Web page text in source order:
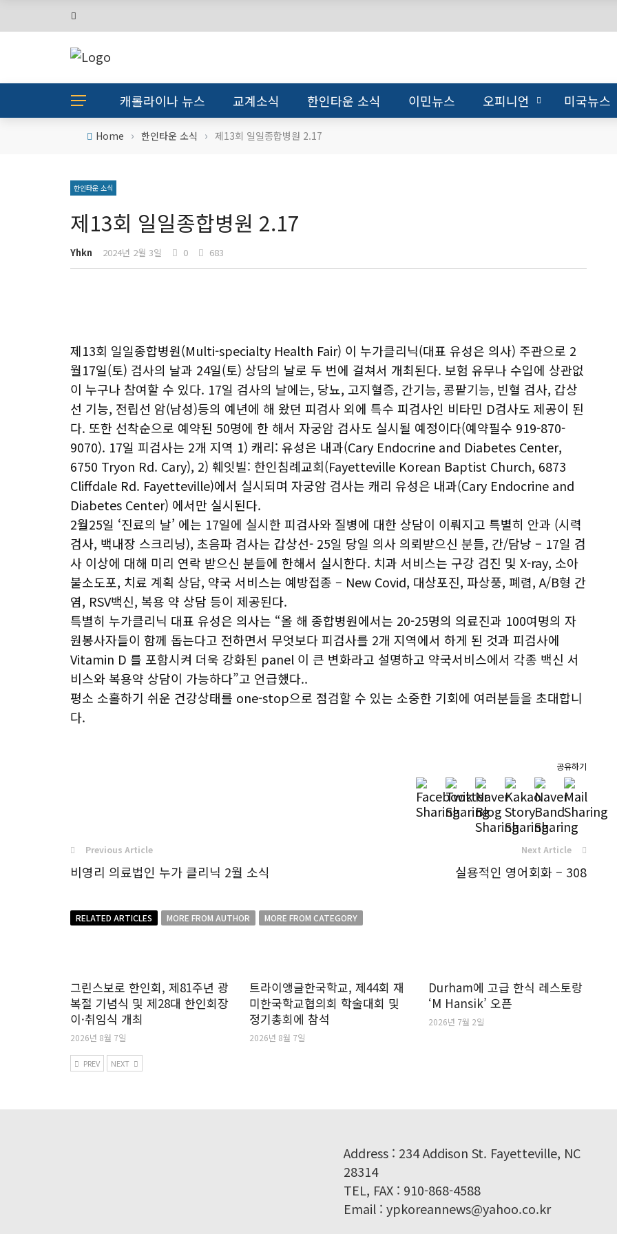
캐롤라이나 뉴스 교계소식 한인타운 소식 이민뉴스 오피니언 미국뉴스
Home › 한인타운 소식 › 제13회 일일종합병원 2.17
한인타운 소식
제13회 일일종합병원 2.17
Yhkn 2024년 2월 3일 0 683
제13회 일일종합병원(Multi-specialty Health Fair) 이 누가클리닉(대표 유성은 의사) 주관으로 2
월17일(토) 검사의 날과 24일(토) 상담의 날로 두 번에 걸쳐서 개최된다. 보험 유무나 수입에 상관없
이 누구나 참여할 수 있다. 17일 검사의 날에는, 당뇨, 고지혈증, 간기능, 콩팥기능, 빈혈 검사, 갑상
선 기능, 전립선 암(남성)등의 예년에 해 왔던 피검사 외에 특수 피검사인 비타민 D검사도 제공이 된
다. 또한 선착순으로 예약된 50명에 한 해서 자궁암 검사도 실시될 예정이다(예약필수 919-870-
9070). 17일 피검사는 2개 지역 1) 캐리: 유성은 내과(Cary Endocrine and Diabetes Center,
6750 Tryon Rd. Cary), 2) 훼잇빌: 한인침례교회(Fayetteville Korean Baptist Church, 6873
Cliffdale Rd. Fayetteville)에서 실시되며 자궁암 검사는 캐리 유성은 내과(Cary Endocrine and
Diabetes Center) 에서만 실시된다.
2월25일 ‘진료의 날’ 에는 17일에 실시한 피검사와 질병에 대한 상담이 이뤄지고 특별히 안과 (시력
검사, 백내장 스크리닝), 초음파 검사는 갑상선- 25일 당일 의사 의뢰받으신 분들, 간/담낭 – 17일 검
사 이상에 대해 미리 연락 받으신 분들에 한해서 실시한다. 치과 서비스는 구강 검진 및 X-ray, 소아
불소도포, 치료 계획 상담, 약국 서비스는 예방접종 – New Covid, 대상포진, 파상풍, 폐렴, A/B형 간
염, RSV백신, 복용 약 상담 등이 제공된다.
특별히 누가클리닉 대표 유성은 의사는 “올 해 종합병원에서는 20-25명의 의료진과 100여명의 자
원봉사자들이 함께 돕는다고 전하면서 무엇보다 피검사를 2개 지역에서 하게 된 것과 피검사에
Vitamin D 를 포함시켜 더욱 강화된 panel 이 큰 변화라고 설명하고 약국서비스에서 각종 백신 서
비스와 복용약 상담이 가능하다”고 언급했다..
평소 소홀하기 쉬운 건강상태를 one-stop으로 점검할 수 있는 소중한 기회에 여러분들을 초대합니
다.
공유하기
Previous Article
비영리 의료법인 누가 클리닉 2월 소식
Next Article
실용적인 영어회화 – 308
RELATED ARTICLES MORE FROM AUTHOR MORE FROM CATEGORY
그린스보로 한인회, 제81주년 광
복절 기념식 및 제28대 한인회장
이·취임식 개최
2026년 8월 7일
트라이앵글한국학교, 제44회 재
미한국학교협의회 학술대회 및
정기총회에 참석
2026년 8월 7일
Durham에 고급 한식 레스토랑
‘M Hansik’ 오픈
2026년 7월 2일
PREV NEXT
Address : 234 Addison St. Fayetteville, NC
28314
TEL, FAX : 910-868-4588
Email : ypkoreannews@yahoo.co.kr